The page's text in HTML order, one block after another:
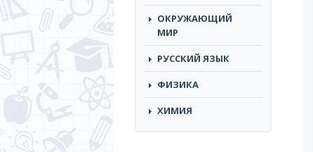
ОКРУЖАЮЩИЙ
МИР
РУССКИЙ ЯЗЫК
ФИЗИКА
ХИМИЯ